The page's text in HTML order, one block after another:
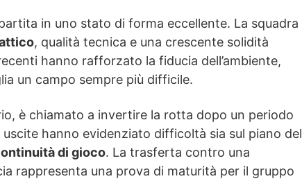
in uno stato di forma eccellente. La squadra
, qualità tecnica e una crescente solidità
hanno rafforzato la fiducia dell’ambiente,
un campo sempre più difficile.
è chiamato a invertire la rotta dopo un periodo
hanno evidenziato difficoltà sia sul piano del
di gioco. La trasferta contro una
rappresenta una prova di maturità per il gruppo